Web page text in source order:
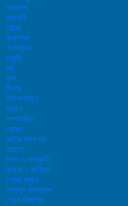
সারাদেশ
রাজধানী
আরো
ক্যাম্পাস
গণমাধ্যম
চাকুরী
ধর্ম
কৃষি
ফিচার
লাইফস্টাইল
ভ্রমণ
সম্পাদকীয়
স্বাস্থ্য
আইন আদালত
মতামত
শিক্ষা ও সংস্কৃতি
ব্যবসা ও বাণিজ্য
শেয়ার বাজার
প্রবাসে বাংলাদেশ
প্রেস বিজ্ঞপ্তি